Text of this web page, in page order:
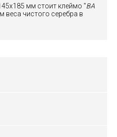
мм стоит клеймо "BA
веса чистого серебра в